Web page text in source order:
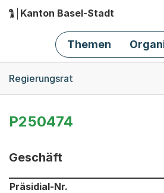
Hauptnavigation
Kanton Basel-Stadt
Themen
Regierungsrat
P250474
Geschäft
Informationen zum Ausgewählten
Präsidial-Nr.